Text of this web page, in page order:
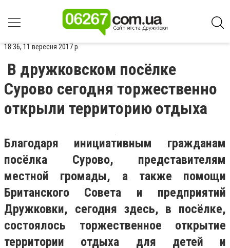
18:36, 11 вересня 2017 р.
В дружковском посёлке
Сурово сегодня торжественно
открыли территорию отдыха
Благодаря инициативным гражданам
посёлка Сурово, представителям
местной громады, а также помощи
Британского Совета и предприятий
Дружковки, сегодня здесь, в посёлке,
состоялось торжественное открытие
территории отдыха для детей и